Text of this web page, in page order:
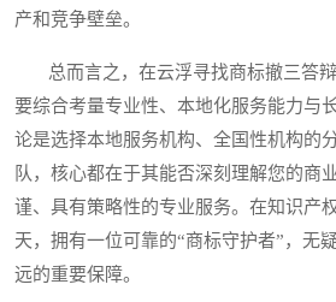
产和竞争壁垒。
总而言之，在云浮寻找商标撤三答辩
要综合考量专业性、本地化服务能力与
论是选择本地服务机构、全国性机构的
队，核心都在于其能否深刻理解您的商
谨、具有策略性的专业服务。在知识产
天，拥有一位可靠的“商标守护者”，无
远的重要保障。